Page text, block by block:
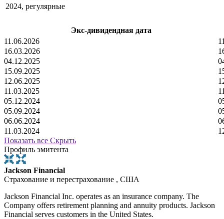
2024, регулярные
Экс-дивидендная дата
11.06.2026
16.03.2026
04.12.2025
15.09.2025
12.06.2025
11.03.2025
05.12.2024
05.09.2024
06.06.2024
11.03.2024
Показать все Скрыть
Профиль эмитента
Jackson Financial
Страхование и перестрахование , США
Jackson Financial Inc. operates as an insurance company. The
Company offers retirement planning and annuity products. Jackson
Financial serves customers in the United States.